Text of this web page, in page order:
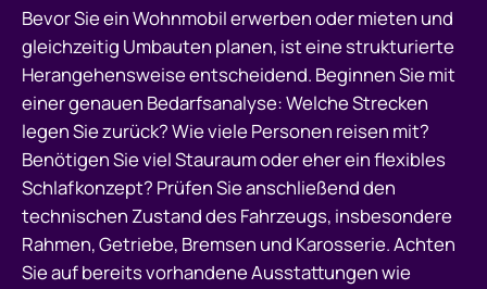
Bevor Sie ein Wohnmobil erwerben oder mieten und
gleichzeitig Umbauten planen, ist eine strukturierte
Herangehensweise entscheidend. Beginnen Sie mit
einer genauen Bedarfsanalyse: Welche Strecken
legen Sie zurück? Wie viele Personen reisen mit?
Benötigen Sie viel Stauraum oder eher ein flexibles
Schlafkonzept? Prüfen Sie anschließend den
technischen Zustand des Fahrzeugs, insbesondere
Rahmen, Getriebe, Bremsen und Karosserie. Achten
Sie auf bereits vorhandene Ausstattungen wie